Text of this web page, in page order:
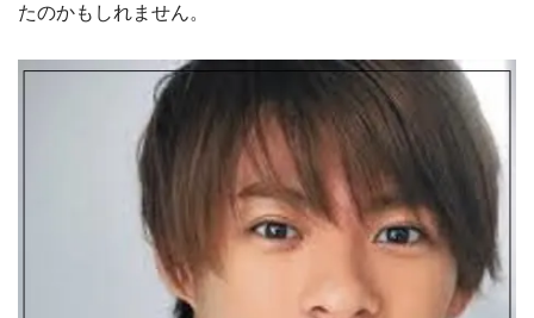
たのかもしれません。